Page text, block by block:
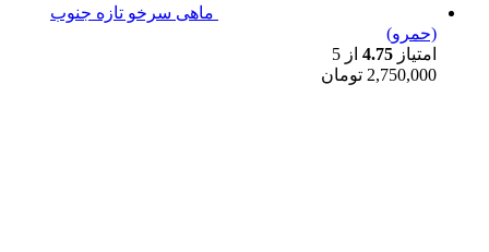
ماهی سرخو تازه جنوب
(حمرو)
امتیاز 4.75 از 5
2,750,000 تومان